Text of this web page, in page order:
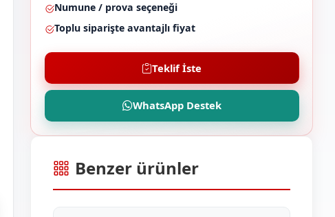
Numune / prova seçeneği
Toplu siparişte avantajlı fiyat
Teklif İste
WhatsApp Destek
Benzer ürünler